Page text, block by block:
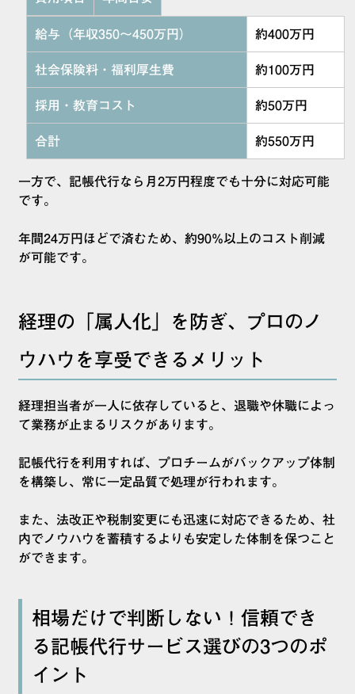
給与（年収350〜450万円） 約400万円
社会保険料・福利厚生費 約100万円
採用・教育コスト 約50万円
合計 約550万円
一方で、記帳代行なら月2万円程度でも十分に対応可能
です。
年間24万円ほどで済むため、約90%以上のコスト削減
が可能です。
経理の「属人化」を防ぎ、プロのノ
ウハウを享受できるメリット
経理担当者が一人に依存していると、退職や休職によっ
て業務が止まるリスクがあります。
記帳代行を利用すれば、プロチームがバックアップ体制
を構築し、常に一定品質で処理が行われます。
また、法改正や税制変更にも迅速に対応できるため、社
内でノウハウを蓄積するよりも安定した体制を保つこと
ができます。
相場だけで判断しない！信頼でき
る記帳代行サービス選びの3つのポ
イント